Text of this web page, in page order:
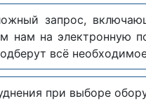
запрос,
нам на электронную
всё
при выборе